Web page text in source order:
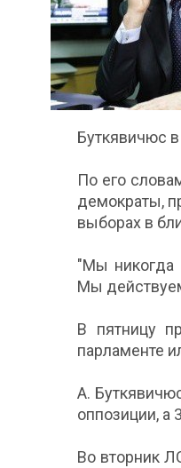
Буткявичюс
По его
демократы,
выборах в
"Мы никогда
Мы
В пятницу
парламенте
А.
оппозиции, а
Во вторник